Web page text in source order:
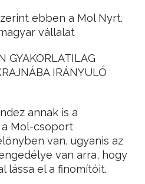
ebben a Mol Nyrt.
vállalat
GYAKORLATILAG
IRÁNYULÓ
annak is a
Mol-csoport
van, ugyanis az
van arra, hogy
lássa el a finomítóit.